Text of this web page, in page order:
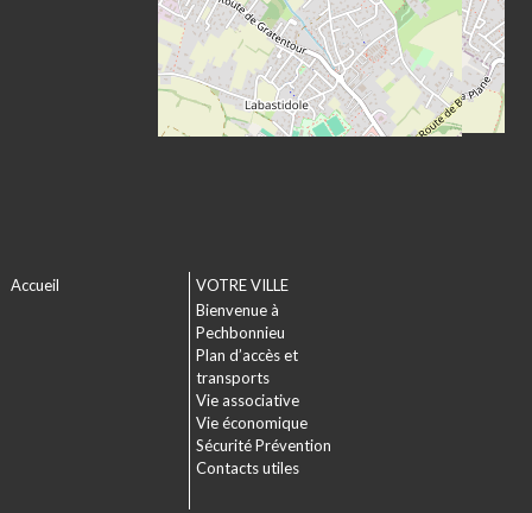
Accueil
VOTRE VILLE
Bienvenue à
Pechbonnieu
Plan d’accès et
transports
Vie associative
Vie économique
Sécurité Prévention
Contacts utiles